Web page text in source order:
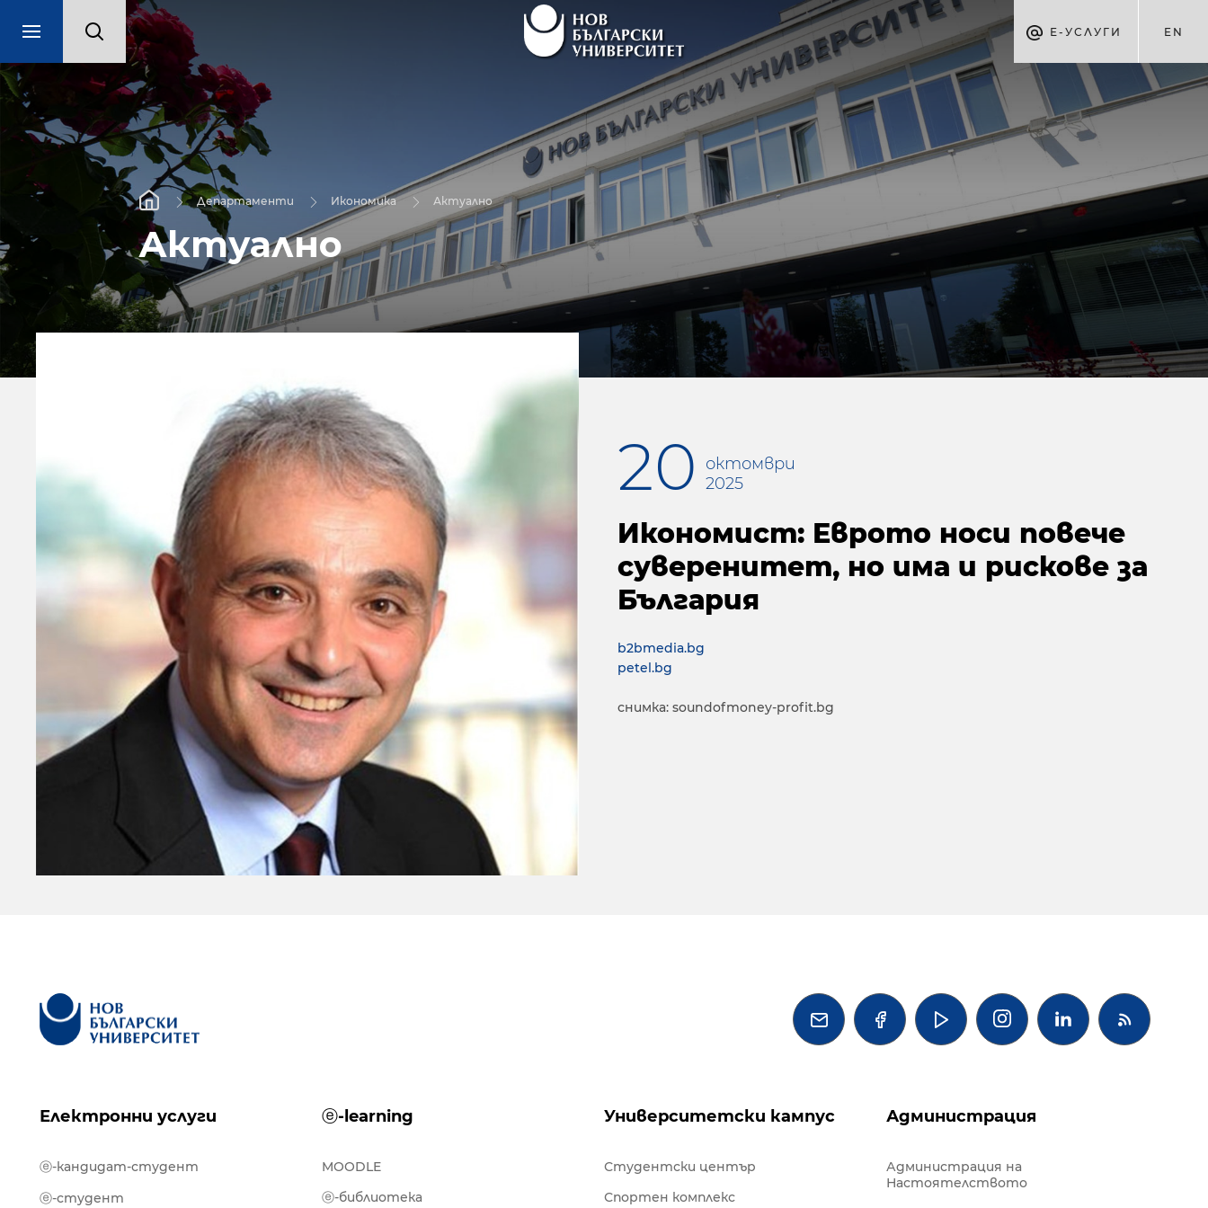
Е-УСЛУГИ EN
Департаменти Икономика Актуално
Актуално
20
октомври
2025
Икономист: Еврото носи повече
суверенитет, но има и рискове за
България
b2bmedia.bg
petel.bg
снимка: soundofmoney-profit.bg
   
Електронни услуги ⓔ-learning Университетски кампус Администрация
ⓔ-кандидат-студент
ⓔ-студент
MOODLE
ⓔ-библиотека
Студентски център
Спортен комплекс
Администрация на
Настоятелството